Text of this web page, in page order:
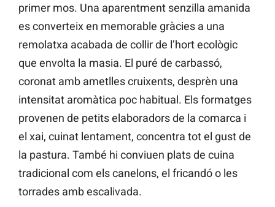
primer mos. Una aparentment senzilla amanida
es converteix en memorable gràcies a una
remolatxa acabada de collir de l’hort ecològic
que envolta la masia. El puré de carbassó,
coronat amb ametlles cruixents, desprèn una
intensitat aromàtica poc habitual. Els formatges
provenen de petits elaboradors de la comarca i
el xai, cuinat lentament, concentra tot el gust de
la pastura. També hi conviuen plats de cuina
tradicional com els canelons, el fricandó o les
torrades amb escalivada.